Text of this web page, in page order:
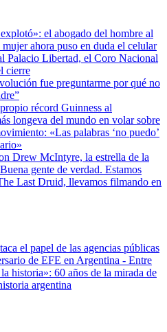
el abogado del hombre al
mujer ahora puso en duda el celular
Palacio Libertad, el Coro Nacional
cierre
fue preguntarme por qué no
récord Guinness al
longeva del mundo en volar sobre
«Las palabras ‘no puedo’
Drew McIntyre, la estrella de la
gente de verdad. Estamos
Last Druid, llevamos filmando en
el papel de las agencias públicas
de EFE en Argentina - Entre
historia»: 60 años de la mirada de
argentina